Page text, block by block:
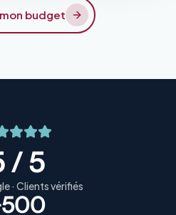
budget
/ 5
· Clients vérifiés